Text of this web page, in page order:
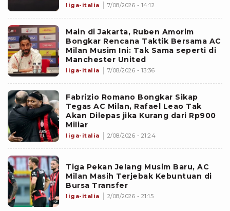
liga-italia 7/08/2026 - 14:12
Main di Jakarta, Ruben Amorim
Bongkar Rencana Taktik Bersama AC
Milan Musim Ini: Tak Sama seperti di
Manchester United
liga-italia 7/08/2026 - 13:36
Fabrizio Romano Bongkar Sikap
Tegas AC Milan, Rafael Leao Tak
Akan Dilepas jika Kurang dari Rp900
Miliar
liga-italia 2/08/2026 - 21:24
Tiga Pekan Jelang Musim Baru, AC
Milan Masih Terjebak Kebuntuan di
Bursa Transfer
liga-italia 2/08/2026 - 21:15